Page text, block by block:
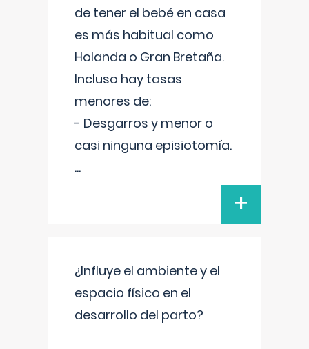
de tener el bebé en casa
es más habitual como
Holanda o Gran Bretaña.
Incluso hay tasas
menores de:
- Desgarros y menor o
casi ninguna episiotomía.
...
+
¿Influye el ambiente y el
espacio físico en el
desarrollo del parto?